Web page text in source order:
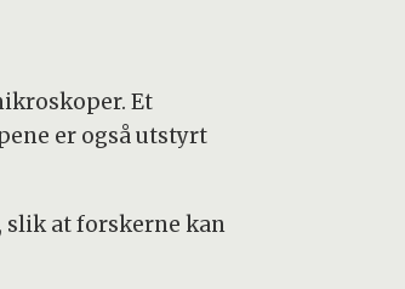
Et
er også utstyrt
slik at forskerne kan